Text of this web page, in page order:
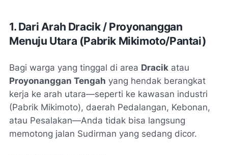
1. Dari Arah Dracik / Proyonanggan
Menuju Utara (Pabrik Mikimoto/Pantai)
Bagi warga yang tinggal di area Dracik atau
Proyonanggan Tengah yang hendak berangkat
kerja ke arah utara—seperti ke kawasan industri
(Pabrik Mikimoto), daerah Pedalangan, Kebonan,
atau Pesalakan—Anda tidak bisa langsung
memotong jalan Sudirman yang sedang dicor.